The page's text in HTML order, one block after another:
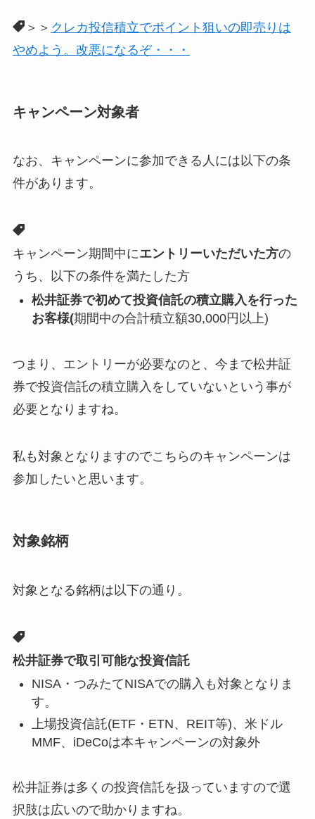
＞＞ クレカ投信積立でポイント狙いの即売りは
やめよう。改悪になるぞ・・・
キャンペーン対象者
なお、キャンペーンに参加できる人には以下の条
件があります。
キャンペーン期間中にエントリーいただいた方の
うち、以下の条件を満たした方
松井証券で初めて投資信託の積立購入を行った
お客様(期間中の合計積立額30,000円以上)
つまり、エントリーが必要なのと、今まで松井証
券で投資信託の積立購入をしていないという事が
必要となりますね。
私も対象となりますのでこちらのキャンペーンは
参加したいと思います。
対象銘柄
対象となる銘柄は以下の通り。
松井証券で取引可能な投資信託
NISA・つみたてNISAでの購入も対象となりま
す。
上場投資信託(ETF・ETN、REIT等)、米ドル
MMF、iDeCoは本キャンペーンの対象外
松井証券は多くの投資信託を扱っていますので選
択肢は広いので助かりますね。